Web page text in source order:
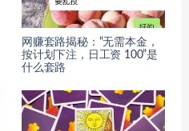
网赚套路揭秘：“无需本金，
按计划下注，日工资 100”是
什么套路